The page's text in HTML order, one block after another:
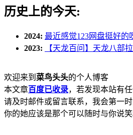
历史上的今天:
2024: 最近感觉123网盘挺好的
2023:
【天龙百问】天龙八部
欢迎来到 菜鸟头头的个人博客
本文章百度已收录，若发现本站有
请及时邮件或留言联系，我会第一
你的她应该是那个可以随时与你说